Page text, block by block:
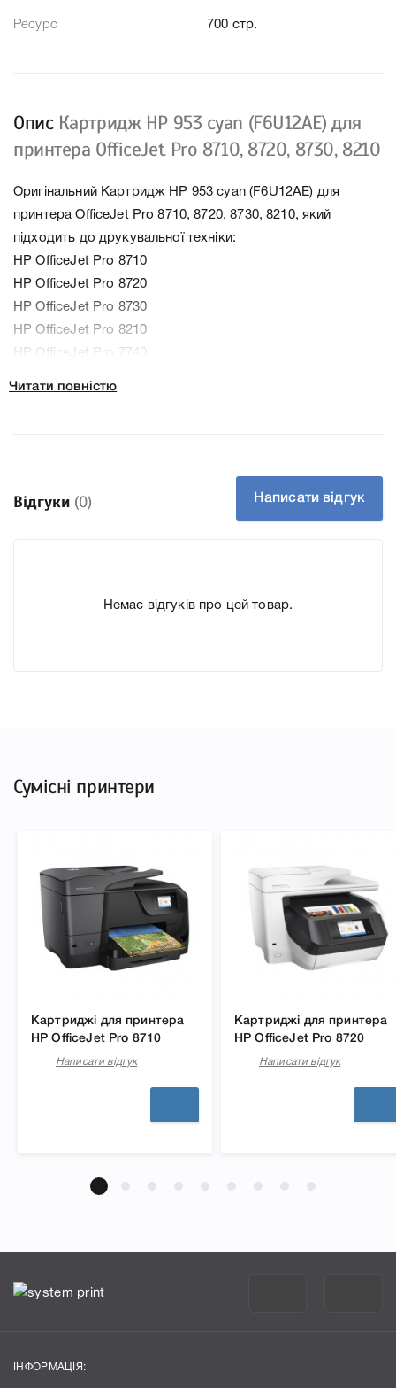
Ресурс 700 стр.
Опис Картридж HP 953 cyan (F6U12AE) для
принтера OfficeJet Pro 8710, 8720, 8730, 8210
Оригінальний Картридж HP 953 cyan (F6U12AE) для
принтера OfficeJet Pro 8710, 8720, 8730, 8210, який
підходить до друкувальної техніки:
HP OfficeJet Pro 8710
HP OfficeJet Pro 8720
HP OfficeJet Pro 8730
HP OfficeJet Pro 8210
HP OfficeJet Pro 7740
Ресурс 700 стр.
Тип картриджа Оригінал
До Картридж HP 953 cyan (F6U12AE) для принтера
дозволить Вам легко підтвердити правильність вибору.
Читати повністю
Відгуки (0) Написати відгук
Немає відгуків про цей товар.
Сумісні принтери
Картриджі для принтера
HP OfficeJet Pro 8710
Написати відгук
Картриджі для принтера
HP OfficeJet Pro 8720
Написати відгук
ІНФОРМАЦІЯ: